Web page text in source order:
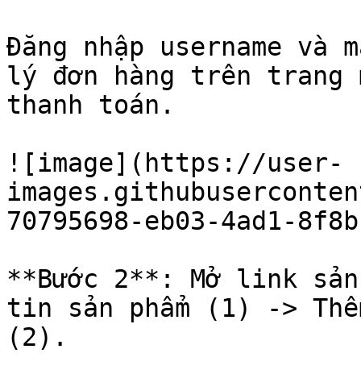
Đăng nhập username và
lý đơn hàng trên trang
thanh toán.
![image](https://user-
70795698-eb03-4ad1-
**Bước 2**: Mở link sản
tin sản phẩm (1) ->
(2).